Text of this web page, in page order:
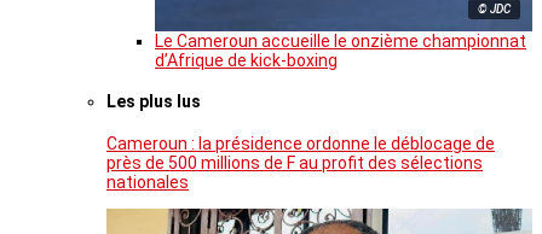
© JDC
Le Cameroun accueille le onzième championnat
d’Afrique de kick-boxing
Les plus lus
Cameroun : la présidence ordonne le déblocage de
près de 500 millions de F au profit des sélections
nationales